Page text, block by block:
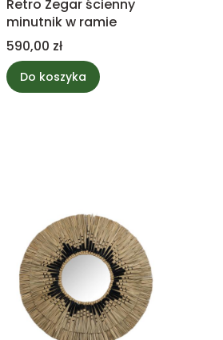
Retro Zegar ścienny
minutnik w ramie
Cena
590,00 zł
Do koszyka